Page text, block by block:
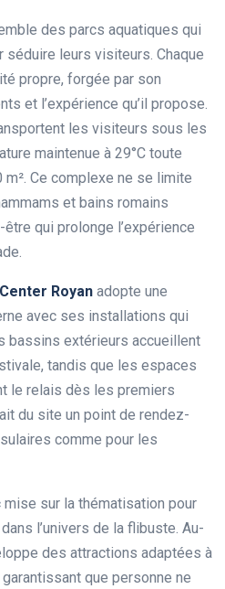
des parcs aquatiques qui
séduire leurs visiteurs. Chaque
propre, forgée par son
et l’expérience qu’il propose.
les visiteurs sous les
maintenue à 29°C toute
m². Ce complexe ne se limite
et bains romains
qui prolonge l’expérience
Royan adopte une
avec ses installations qui
bassins extérieurs accueillent
tandis que les espaces
le relais dès les premiers
du site un point de rendez-
comme pour les
mise sur la thématisation pour
l’univers de la flibuste. Au-
des attractions adaptées à
que personne ne